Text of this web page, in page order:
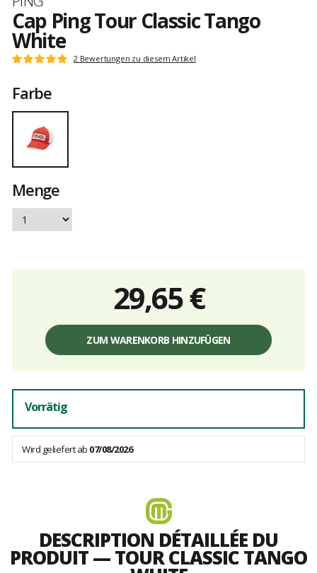
Cap Ping Tour Classic Tango
White
Kundenbewertungen
Note:
von
5
2 Bewertungen zu diesem Artikel
Farbe
Menge
29,65 €
Einzelpreis,
Gebühren
ZUM WARENKORB HINZUFÜGEN
Vorrätig
Wird geliefert ab 07/08/2026
DESCRIPTION DÉTAILLÉE DU
PRODUIT — TOUR CLASSIC TANGO